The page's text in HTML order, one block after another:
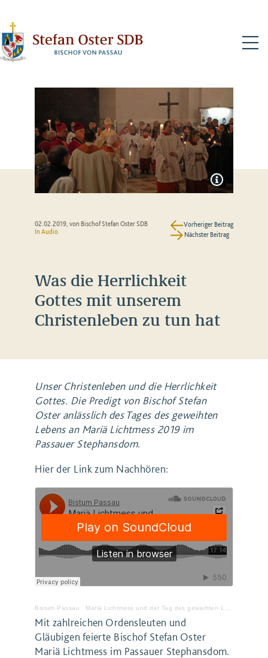
02.02.2019, von Bischof Stefan Oster SDB
In Audio
Vorheriger Beitrag
Nächster Beitrag
Was die Herrlichkeit
Gottes mit unserem
Christenleben zu tun hat
Unser Christenleben und die Herrlichkeit
Gottes. Die Predigt von Bischof Stefan
Oster anlässlich des Tages des geweihten
Lebens an Mariä Lichtmess 2019 im
Passauer Stephansdom.
Hier der Link zum Nachhören:
Bistum Passau · Mariä Lichtmess und der Tag des geweihten Lebens – Predigt von Bischof Stefan
Mit zahlreichen Ordensleuten und
Gläubigen feierte Bischof Stefan Oster
Mariä Lichtmess im Passauer Stephansdom.